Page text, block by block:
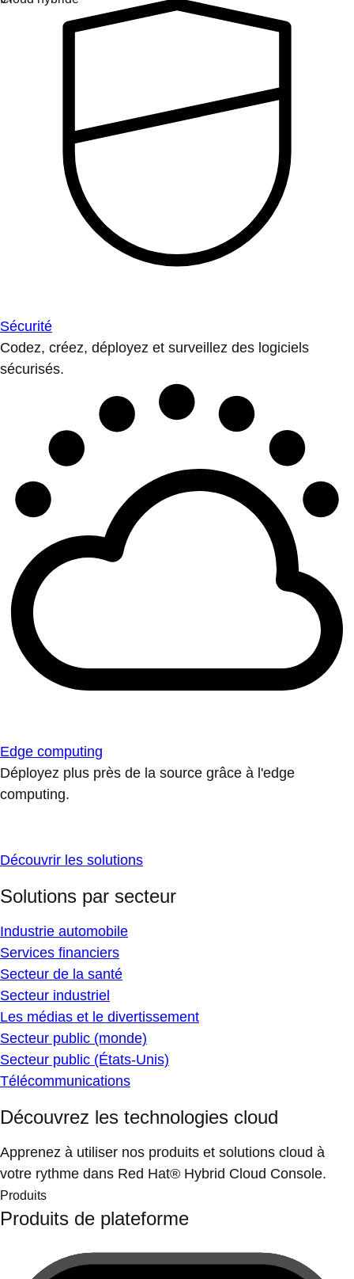
Sécurité
Codez, créez, déployez et surveillez des logiciels
sécurisés.
Edge computing
Déployez plus près de la source grâce à l'edge
computing.
Découvrir les solutions
Solutions par secteur
Industrie automobile
Services financiers
Secteur de la santé
Secteur industriel
Les médias et le divertissement
Secteur public (monde)
Secteur public (États-Unis)
Télécommunications
Découvrez les technologies cloud
Apprenez à utiliser nos produits et solutions cloud à
votre rythme dans Red Hat® Hybrid Cloud Console.
Produits
Produits de plateforme